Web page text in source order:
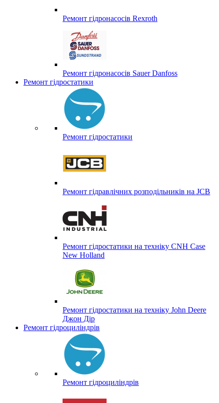
Ремонт гідронасосів Rexroth
Ремонт гідронасосів Sauer Danfoss
Ремонт гідростатики
Ремонт гідростатики
Ремонт гідравлічних розподільників на JCB
Ремонт гідростатики на техніку CNH Case
New Holland
Ремонт гідростатики на техніку John Deere
Джон Дір
Ремонт гідроциліндрів
Ремонт гідроциліндрів